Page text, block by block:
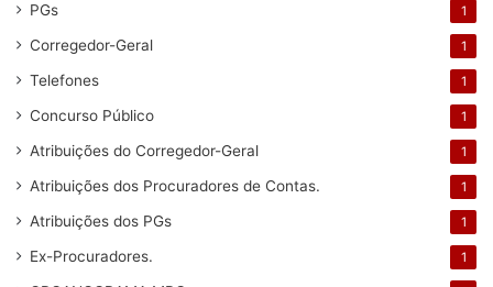
PGs 1
Corregedor-Geral 1
Telefones 1
Concurso Público 1
Atribuições do Corregedor-Geral 1
Atribuições dos Procuradores de Contas. 1
Atribuições dos PGs 1
Ex-Procuradores. 1